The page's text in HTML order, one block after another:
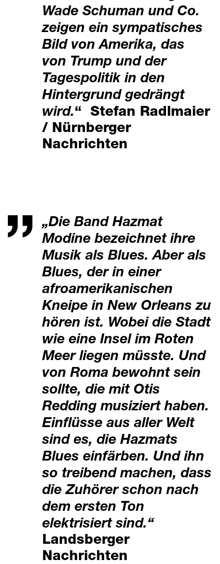
Wade Schuman und Co.
zeigen ein sympatisches
Bild von Amerika, das
von Trump und der
Tagespolitik in den
Hintergrund gedrängt
wird.“ Stefan Radlmaier
/ Nürnberger
Nachrichten
„Die Band Hazmat
Modine bezeichnet ihre
Musik als Blues. Aber als
Blues, der in einer
afroamerikanischen
Kneipe in New Orleans zu
hören ist. Wobei die Stadt
wie eine Insel im Roten
Meer liegen müsste. Und
von Roma bewohnt sein
sollte, die mit Otis
Redding musiziert haben.
Einflüsse aus aller Welt
sind es, die Hazmats
Blues einfärben. Und ihn
so treibend machen, dass
die Zuhörer schon nach
dem ersten Ton
elektrisiert sind.“
Landsberger
Nachrichten